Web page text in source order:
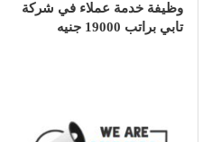
وظيفة خدمة عملاء في شركة
تابي براتب 19000 جنيه